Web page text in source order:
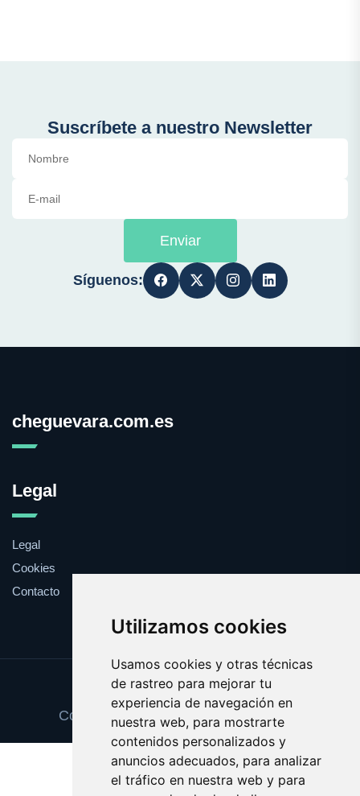
Utilizamos cookies
Usamos cookies y otras técnicas
de rastreo para mejorar tu
experiencia de navegación en
nuestra web, para mostrarte
contenidos personalizados y
anuncios adecuados, para analizar
el tráfico en nuestra web y para
Suscríbete a nuestro Newsletter
Enviar
Síguenos:
cheguevara.com.es
Legal
Legal
Cookies
Contacto
Update cookies preferences
Copyright © 2025 cheguevara.com.es